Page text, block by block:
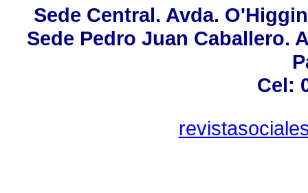
Sede Central. Avda.
Sede Pedro Juan Caballero.
Cel: